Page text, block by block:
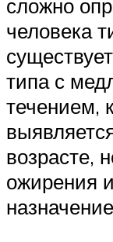
сложно
человека
типа с
течением,
возрасте,
ожирения